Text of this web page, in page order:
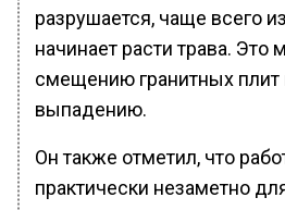
разрушается, чаще всего
начинает расти трава. Это
смещению гранитных плит
выпадению.
Он также отметил, что
практически незаметно